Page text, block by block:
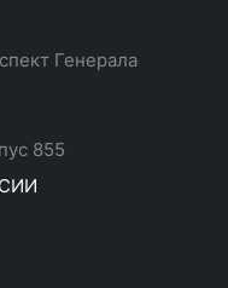
Генерала
855